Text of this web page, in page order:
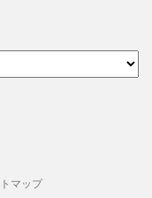
マップ